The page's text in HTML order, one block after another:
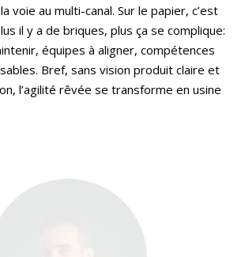
voie au multi-canal. Sur le papier, c’est
il y a de briques, plus ça se complique:
équipes à aligner, compétences
Bref, sans vision produit claire et
l’agilité rêvée se transforme en usine